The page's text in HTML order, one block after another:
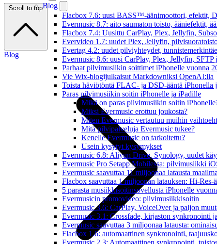
Blog
Flacbox 7.6: uusi BASS™-äänimoottori, efektit,
Evermusic 8.7: aito saumaton toisto, ääniefektit,
Flacbox 7.4: Uusittu CarPlay, Plex, Jellyfin,
Evervideo 1.7: uudet Plex, Jellyfin,
Evertag 4.2: uudet pilviyhteydet,
Evermusic 8.6: uusi CarPlay, Plex, Jellyfin, SFTP
Parhaat pilvimusiikin soittimet iPhonelle vuonna
Vie Wix-blogijulkaisut Markdowniksi OpenAI:lla
Toista häviötöntä FLAC- ja DSD-ääntä iPhonella
Paras pilvimusiikin soitin iPhonelle ja iPadille
Mikä on paras pilvimusiikin soitin
Miksi Evermusic erottuu joukosta?
Miten Evermusic vertautuu muihin
Mitä pilvipalveluja Evermusic tukee?
Kenelle Evermusic on tarkoitettu?
Usein kysytyt kysymykset
Evermusic 6.8: Aliyun Drive, Synology, uudet
Evermusic Pro Setapp Mobilessa: pilvimusiikki
Evermusic saavuttaa 11 miljoonaa latausta
Flacbox saavuttaa 1 miljoonan latauksen: Hi-Res-
5 parasta musiikkisoitinsovellusta iPhonelle
Evermusicin promovideo: pilvimusiikkisoitin
Evermusic 3.6: CarPlay, VoiceOver ja paljon
Evermusic 3.1: Crossfade, kirjaston synkronointi
Evermusic saavuttaa 3 miljoonaa latausta:
Flacbox 1.6: automaattinen synkronointi,
Evermusic 2.3: Automaattinen synkronointi,
Scroll to top
Blog